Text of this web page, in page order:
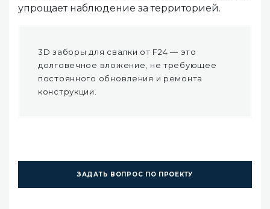
упрощает наблюдение за территорией.
3D заборы для свалки от F24 — это
долговечное вложение, не требующее
постоянного обновления и ремонта
конструкции.
ЗАДАТЬ ВОПРОС ПО ПРОЕКТУ